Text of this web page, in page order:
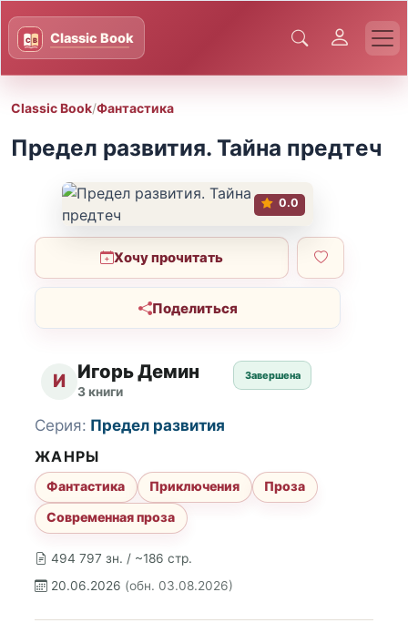
Classic Book/Фантастика
Предел развития. Тайна предтеч
0.0
Хочу прочитать
Поделиться
И Игорь Демин
3 книги
Завершена
494 797 зн. / ~186 стр.
20.06.2026 (обн. 03.08.2026)
Серия: Предел развития
ЖАНРЫ
Фантастика Приключения
Проза
Современная проза